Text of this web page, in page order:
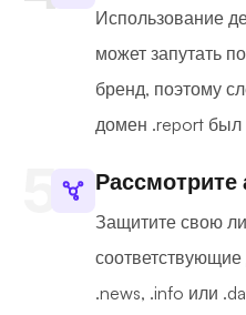
Использование
может запутать
бренд, поэтому
домен .report
Рассмотрите
Защитите свою
.news, .info или